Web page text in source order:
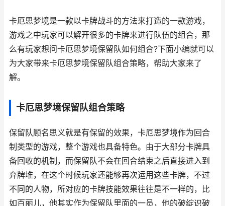
卡厄思梦境是一款以卡牌战斗的方法来打造的一款游戏，
游戏之中玩家可以解开很多的卡牌来进行队伍的组合，那
么有玩家想问卡厄思梦境保留队如何组合?下面小编就可以
为大家带来卡厄思梦境保留队组合策略，帮助大家来了
解。
卡厄思梦境保留队组合策略
保留队顾名思义就是有保留的效果，卡厄思梦境作为回合
制类型的游戏，整个游戏也具备特色。由于大部分卡牌具
备回收的机制，而保留队不会在回合结束之后直接进入到
弃牌堆，在这个时候玩家还能够再次运用这些卡牌，不过
不同的人物，所对应的卡牌技能效果往往是不一样的，比
如百丽儿，他其实作为保留队里面的一员，他的破绽识破